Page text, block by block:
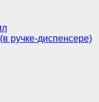
ручке-диспенсере)